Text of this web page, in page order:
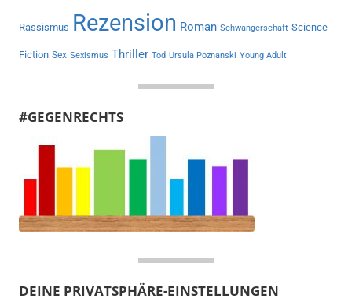
Rassismus Rezension Roman Schwangerschaft Science-
Fiction Sex Sexismus Thriller Tod Ursula Poznanski Young Adult
#GEGENRECHTS
DEINE PRIVATSPHÄRE-EINSTELLUNGEN